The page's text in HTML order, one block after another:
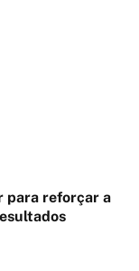
para reforçar a